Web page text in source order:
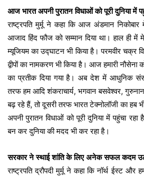
आज भारत अपनी पुरातन विधाओं को पूरी दुनिया में
राष्ट्रपति मुर्मू ने कहा कि आज अंडमान
आजाद हिंद फौज को सम्मान दिया था। हाल ही में
म्यूजियम का उद्घाटन भी किया है। परमवीर
द्वीपों का नामकरण भी किया है। आज हमारी नौसेना
का प्रतीक दिया गया है। अब देश में आधुनिक
तरफ हम आदि शंकराचार्य, भगवान बसवेश्वर,
बढ़ रहे हैं, तो दूसरी तरफ भारत टेक्नोलॉजी का हब
अपनी पुरातन विधाओं को पूरी दुनिया में पहुंचा रहा
बन कर दुनिया की मदद भी कर रहा है।
सरकार ने स्थाई शांति के लिए अनेक सफल कदम
राष्ट्रपति द्रौपदी मुर्मू ने कहा कि नॉर्थ ईस्ट और